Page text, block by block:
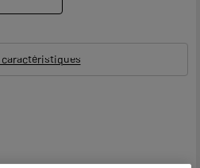
caractéristiques